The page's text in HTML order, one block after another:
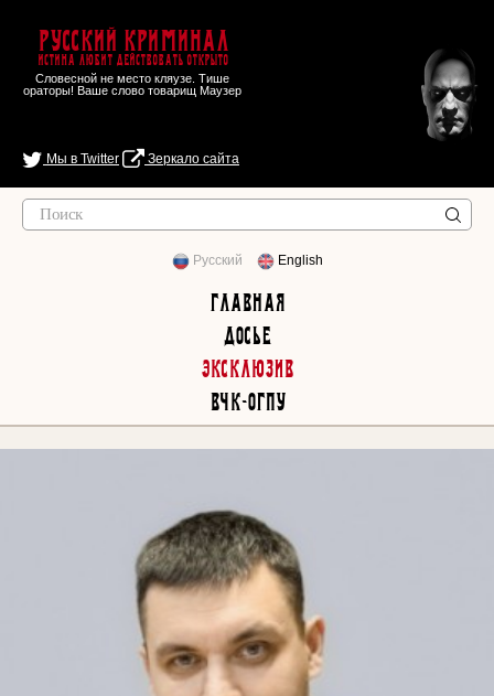
Русский Криминал
Истина любит действовать открыто
Словесной не место кляузе. Тише
ораторы! Ваше слово товарищ Маузер
Мы в Twitter Зеркало сайта
Русский English
Главная
Досье
Эксклюзив
ВЧК-ОГПУ